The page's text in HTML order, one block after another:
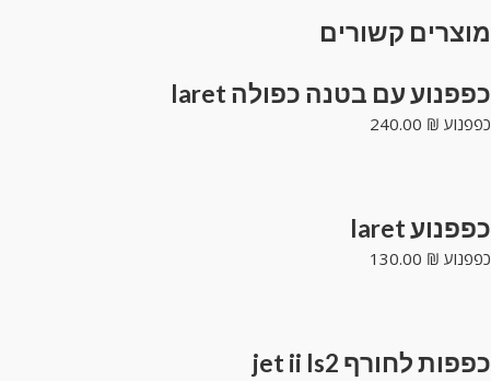
rain
מוצרים קשורים
כפפנוע עם בטנה כפולה laret
כפפנוע 240.00 ₪
כפפנוע laret
כפפנוע 130.00 ₪
כפפות לחורף jet ii ls2